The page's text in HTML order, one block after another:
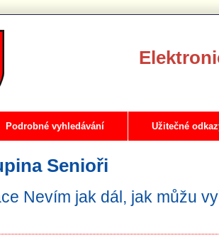
Podrobné vyhledávání Užitečné
Senioři
Nevím jak dál, jak můžu